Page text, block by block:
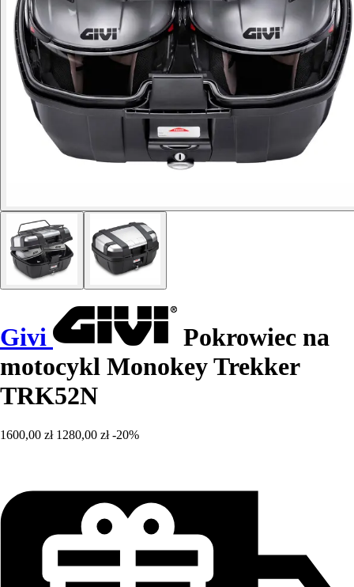
Givi
Pokrowiec na
motocykl Monokey Trekker
TRK52N
1600,00 zł 1280,00 zł -20%